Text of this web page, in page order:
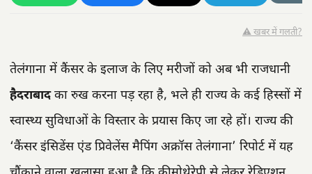
⚠️ खबर में गलती?
तेलंगाना में कैंसर के इलाज के लिए मरीजों को अब भी राजधानी
हैदराबादका रुख करना पड़ रहा है, भले ही राज्य के कई हिस्सों में
स्वास्थ्य सुविधाओं के विस्तार के प्रयास किए जा रहे हों। राज्य की
‘कैंसर इंसिडेंस एंड प्रिवेलेंस मैपिंग अक्रॉस तेलंगाना’ रिपोर्ट में यह